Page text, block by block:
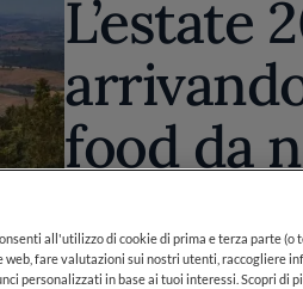
L’estate
food da
nella
31 MAG 2023
all'utilizzo di cookie di prima e terza parte (o
fare valutazioni sui nostri utenti, raccogliere
personalizzati in base ai tuoi interessi. Scopri di